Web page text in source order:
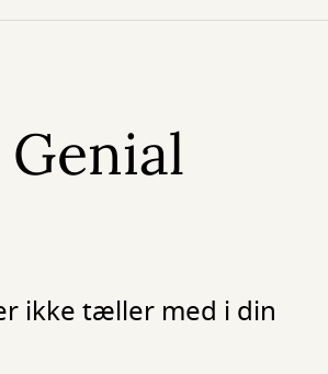
ikke tæller med i din